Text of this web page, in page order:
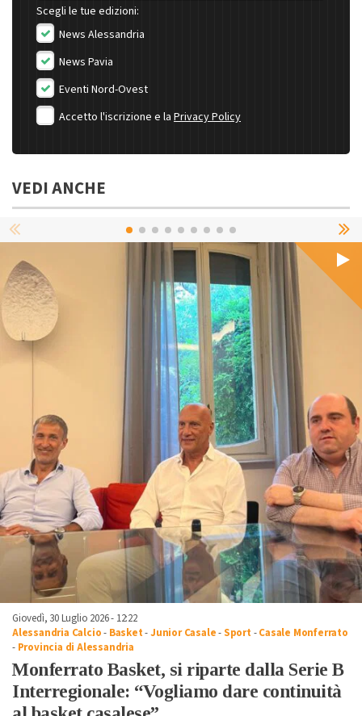
Scegli le tue edizioni:
News Alessandria
News Pavia
Eventi Nord-Ovest
Accetto l'iscrizione e la Privacy Policy
VEDI ANCHE
Giovedì, 30 Luglio 2026 - 12:22
Alessandria Calcio- Basket-Junior Casale-Sport -Casale Monferrato
- Provincia di Alessandria
Monferrato Basket, si riparte dalla Serie B
Interregionale: “Vogliamo dare continuità